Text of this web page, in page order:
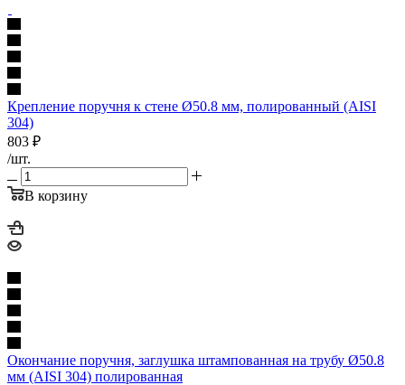
Крепление поручня к стене Ø50.8 мм, полированный (AISI
304)
803 ₽
/шт.
В корзину
Окончание поручня, заглушка штампованная на трубу Ø50.8
мм (AISI 304) полированная